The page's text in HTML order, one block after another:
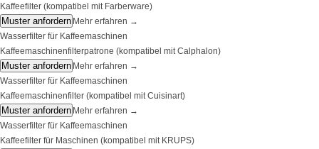
Kaffeefilter (kompatibel mit Farberware)
Muster anfordern Mehr erfahren →
Wasserfilter für Kaffeemaschinen
Kaffeemaschinenfilterpatrone (kompatibel mit Calphalon)
Muster anfordern Mehr erfahren →
Wasserfilter für Kaffeemaschinen
Kaffeemaschinenfilter (kompatibel mit Cuisinart)
Muster anfordern Mehr erfahren →
Wasserfilter für Kaffeemaschinen
Kaffeefilter für Maschinen (kompatibel mit KRUPS)